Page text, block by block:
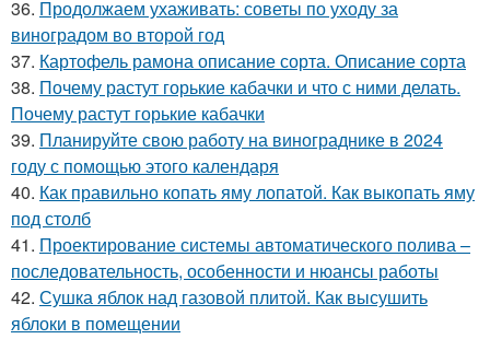
36. Продолжаем ухаживать: советы по уходу за
виноградом во второй год
37. Картофель рамона описание сорта. Описание сорта
38. Почему растут горькие кабачки и что с ними делать.
Почему растут горькие кабачки
39. Планируйте свою работу на винограднике в 2024
году с помощью этого календаря
40. Как правильно копать яму лопатой. Как выкопать яму
под столб
41. Проектирование системы автоматического полива –
последовательность, особенности и нюансы работы
42. Сушка яблок над газовой плитой. Как высушить
яблоки в помещении